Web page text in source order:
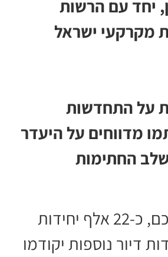
יחד עם הרשות
מקרקעי ישראל
על התחדשות
מדווחים על היעדר
החתימות
על פי ההחלטה, אושרו 18 מתחמים ותיקוני הכרזה. מתוכם, כ-22 אלף יחידות
עירונית, וכ-25 אלף יחידות דיור נוספות יקודמו